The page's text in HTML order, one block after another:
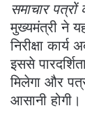
समाचार पत्रों
मुख्यमंत्री ने
निरीक्षा
इससे
मिलेगा और
आसानी होगी।